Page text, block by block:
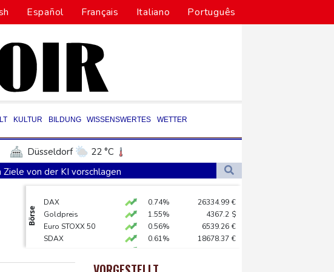
Español Français Italiano Português
KULTUR BILDUNG WISSENSWERTES WETTER
Düsseldorf
22 °C
°C Dortmund
Bremen
Wien
von der KI vorschlagen
Beugehaft für Lina E.
für Ansah
in Saudi-Arabien eingetroffen
- Rekordstand bei Exporten
Börse
DAX 0.74% 26334.99 €
Goldpreis
1.55% 4367.2 $
Euro STOXX 50
0.56% 6539.26 €
SDAX
0.61% 18678.37 €
TecDAX
1.72%